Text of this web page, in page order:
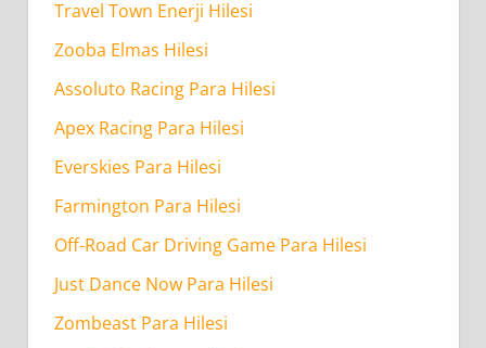
–
Sınırsız
Para
Ücretsiz
Gönder
Ne
Tamamlanır?
Travel Town Enerji Hilesi
Zooba Elmas Hilesi
Assoluto Racing Para Hilesi
Apex Racing Para Hilesi
Everskies Para Hilesi
Farmington Para Hilesi
Off-Road Car Driving Game Para Hilesi
Just Dance Now Para Hilesi
Zombeast Para Hilesi